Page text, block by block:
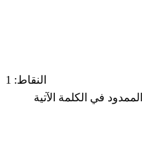
النقاط: 1
في الكلمة الآتية